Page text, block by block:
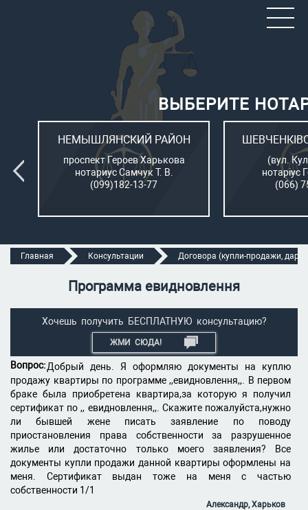
ВЫБЕРИТЕ
НЕМЫШЛЯНСКИЙ РАЙОН
проспект Героев Харькова
нотариус Самчук Т. В.
(099)182-13-77
(вул.
нотаріус
(066)
Главная Консультации Договора (купли-продажи,
Программа евидновлення
Хочешь получить БЕСПЛАТНУЮ консультацию?
ЖМИ СЮДА!
Вопрос:Добрый день. Я оформляю документы на куплю
продажу квартиры по программе ,,евидновлення,,. В первом
браке была приобретена квартира,за которую я получил
сертификат по ,, евидновлення,,. Скажите пожалуйста,нужно
ли бывшей жене писать заявление по поводу
приостановления права собственности за разрушенное
жилье или достаточно только моего заявления? Все
документы купли продажи данной квартиры оформлены на
меня. Сертификат выдан тоже на меня с частью
собственности 1/1
Александр, Харьков